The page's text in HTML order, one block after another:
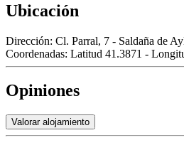
Ubicación
Dirección: Cl. Parral, 7 - Saldaña de
Coordenadas: Latitud 41.3871 -
Opiniones
Valorar alojamiento